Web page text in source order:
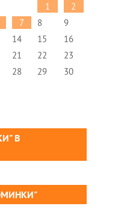
1
2
7 8
9
14 15
16
21 22
23
28 29
30
В